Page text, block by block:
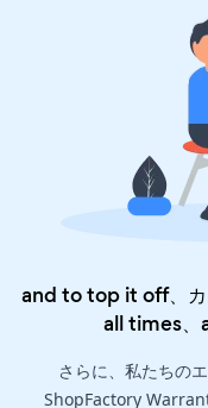
and to top it off、カ
all times、
さらに、私たちの
ShopFactory